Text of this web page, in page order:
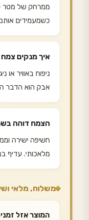
ממרחק של מטר
כשמעמידים
איך מנקים
ניפוח באוויר או
אבק הוא הדבר
הצמח דוהה
חשיפה ישירה
מלאכותי. עדיף
משלוח, מלאי
המוצר אזל